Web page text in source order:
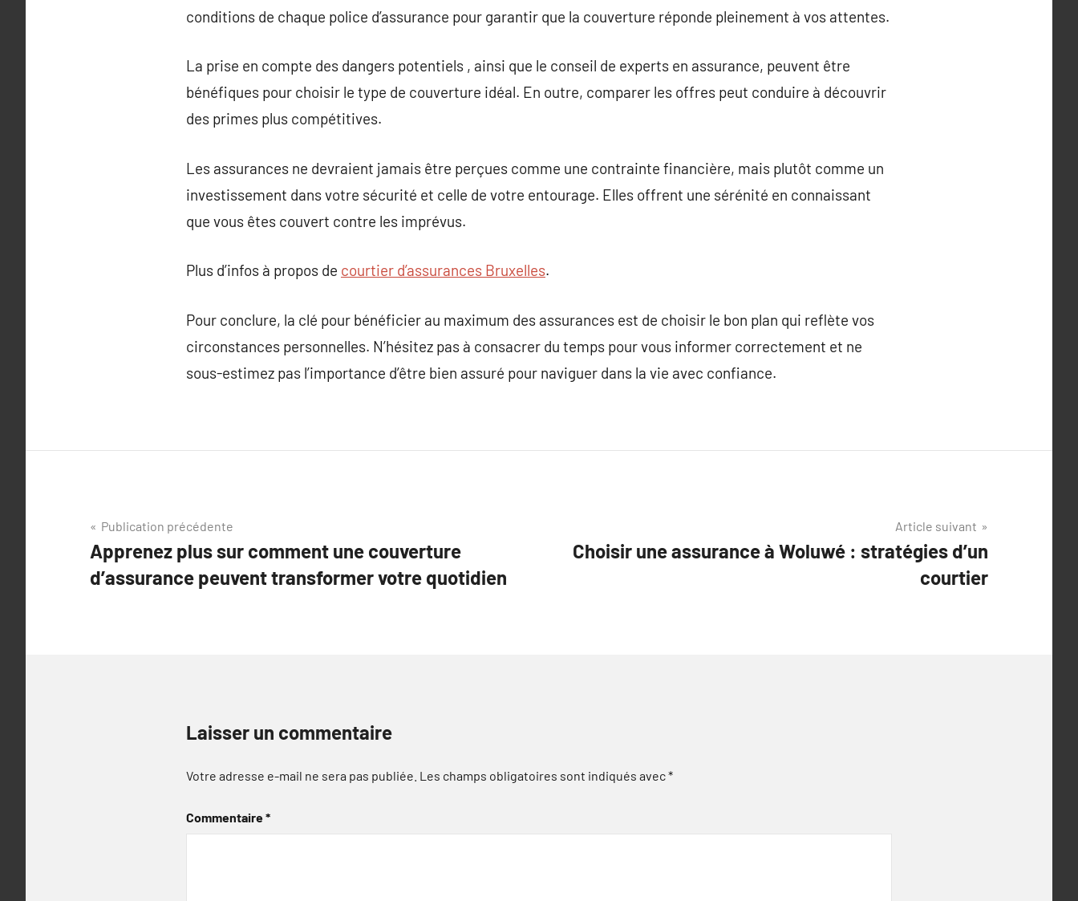
conditions de chaque police d’assurance pour garantir que la couverture réponde pleinement à vos attentes.
La prise en compte des dangers potentiels , ainsi que le conseil de experts en assurance, peuvent être
bénéfiques pour choisir le type de couverture idéal. En outre, comparer les offres peut conduire à découvrir
des primes plus compétitives.
Les assurances ne devraient jamais être perçues comme une contrainte financière, mais plutôt comme un
investissement dans votre sécurité et celle de votre entourage. Elles offrent une sérénité en connaissant
que vous êtes couvert contre les imprévus.
Plus d’infos à propos de courtier d’assurances Bruxelles.
Pour conclure, la clé pour bénéficier au maximum des assurances est de choisir le bon plan qui reflète vos
circonstances personnelles. N’hésitez pas à consacrer du temps pour vous informer correctement et ne
sous-estimez pas l’importance d’être bien assuré pour naviguer dans la vie avec confiance.
Navigation
de
l’article
Publication précédente
Apprenez plus sur comment une couverture
d’assurance peuvent transformer votre quotidien
Article suivant
Choisir une assurance à Woluwé : stratégies d’un
courtier
Laisser un commentaire
Votre adresse e-mail ne sera pas publiée. Les champs obligatoires sont indiqués avec*
Commentaire*